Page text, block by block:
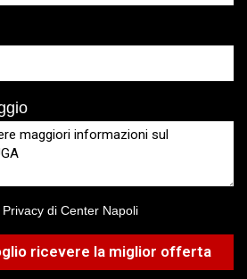
di Center Napoli
ricevere la miglior offerta